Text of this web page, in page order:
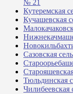
№ 21
Кутеремская
Кучашевская
Сазовская
Тюльдинская
Чилибеевская